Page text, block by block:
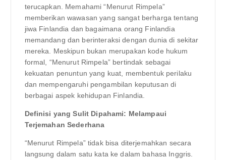
terucapkan. Memahami “Menurut Rimpela”
memberikan wawasan yang sangat berharga tentang
jiwa Finlandia dan bagaimana orang Finlandia
memandang dan berinteraksi dengan dunia di sekitar
mereka. Meskipun bukan merupakan kode hukum
formal, “Menurut Rimpela” bertindak sebagai
kekuatan penuntun yang kuat, membentuk perilaku
dan mempengaruhi pengambilan keputusan di
berbagai aspek kehidupan Finlandia.
Definisi yang Sulit Dipahami: Melampaui
Terjemahan Sederhana
“Menurut Rimpela” tidak bisa diterjemahkan secara
langsung dalam satu kata ke dalam bahasa Inggris.